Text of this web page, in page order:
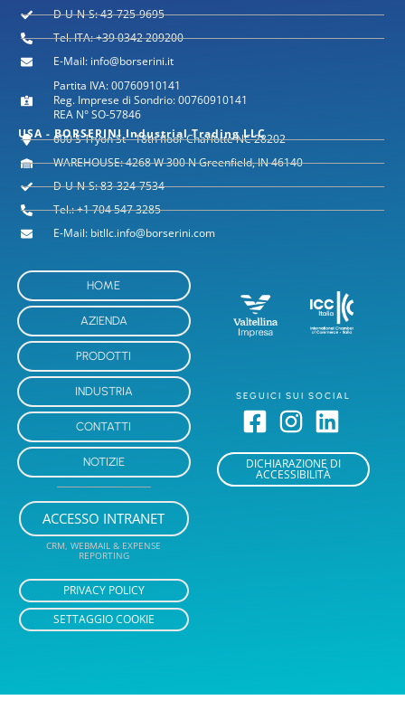
D-U-N-S: 43-725-9695
Tel. ITA: +39 0342 209200
E-Mail: info@borserini.it
Partita IVA: 00760910141
Reg. Imprese di Sondrio: 00760910141
REA N° SO-57846
USA - BORSERINI Industrial Trading LLC
600 S Tryon St - 18th floor Charlotte NC 28202
WAREHOUSE: 4268 W 300 N Greenfield, IN 46140
D-U-N-S: 83-324-7534
Tel.: +1 704 547 3285
E-Mail: bitllc.info@borserini.com
HOME
AZIENDA
PRODOTTI
INDUSTRIA
CONTATTI
NOTIZIE
ACCESSO INTRANET
CRM, WEBMAIL & EXPENSE
REPORTING
PRIVACY POLICY
SETTAGGIO COOKIE
SEGUICI SUI SOCIAL
DICHIARAZIONE DI
ACCESSIBILITÀ